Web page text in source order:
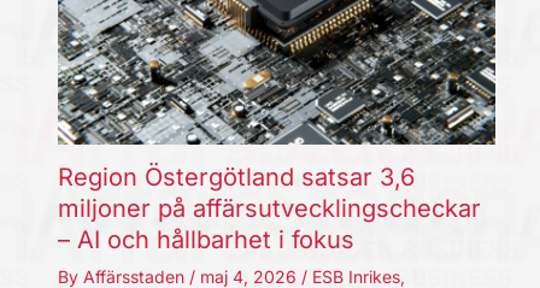
Region Östergötland satsar 3,6
miljoner på affärsutvecklingscheckar
– AI och hållbarhet i fokus
By Affärsstaden / maj 4, 2026 / ESB Inrikes,